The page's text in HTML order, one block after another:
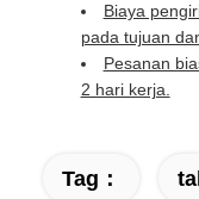
Biaya
pada tujuan
Pesanan
2 hari kerja.
Tag：